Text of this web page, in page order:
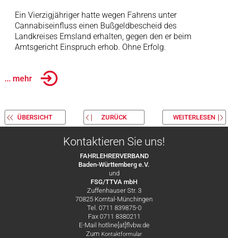
Ein Vierzigjähriger hatte wegen Fahrens unter
Cannabiseinfluss einen Bußgeldbescheid des
Landkreises Emsland erhalten, gegen den er beim
Amtsgericht Einspruch erhob. Ohne Erfolg.
... mehr
ÜBERSICHT ZURÜCK WEITERLESEN
Kontaktieren Sie uns!
FAHRLEHRERVERBAND
Baden-Württemberg e.V.
und
FSG/TTVA mbH
Zuffenhauser Str. 3
70825 Korntal-Münchingen
Tel. 0711 839875-0
Fax 0711 8380211
E-Mail hotline[at]flvbw.de
Zum Kontaktformular